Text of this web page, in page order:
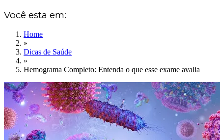
Você esta em:
Home
»
Dicas de Saúde
»
Hemograma Completo: Entenda o que esse exame avalia